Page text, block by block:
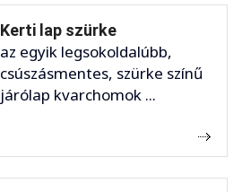
Kerti lap szürke
az egyik legsokoldalúbb,
csúszásmentes, szürke színű
járólap kvarchomok ...